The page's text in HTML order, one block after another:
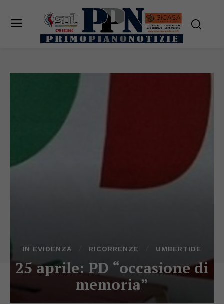
IN EVIDENZA RICORRENZE UMBERTIDE
25 aprile: PD “occasione di
memoria”